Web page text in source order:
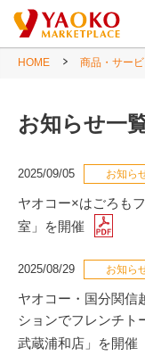
HOME 商品・サー
お知らせ一
2025/09/05
ヤオコー×はごろも
室」を開催
2025/08/29
ヤオコー・国分関信
ションでフレンチ
武蔵浦和店」を開催